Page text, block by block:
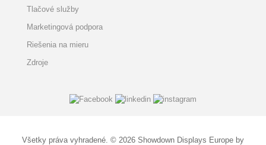
Tlačové služby
Marketingová podpora
Riešenia na mieru
Zdroje
Všetky práva vyhradené. © 2026 Showdown Displays Europe by